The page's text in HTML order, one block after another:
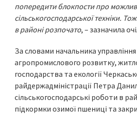
попередити блокпости про
сільськогосподарської техніки.
в районі розпочато, – зазначила
За словами начальника управління
агропромислового розвитку,
господарства та екології
райдержадміністрації Петра
сільськогосподарські роботи в
підкормки озимої пшениці та